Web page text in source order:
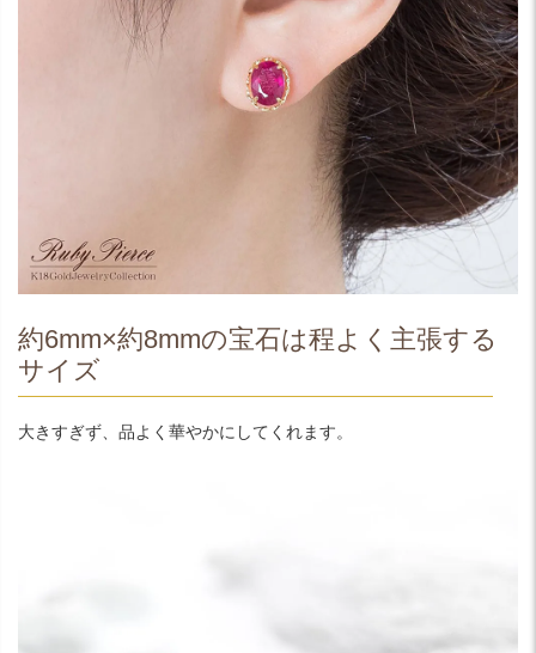
約6mm×約8mmの宝石は程よく主張する
サイズ
大きすぎず、品よく華やかにしてくれます。